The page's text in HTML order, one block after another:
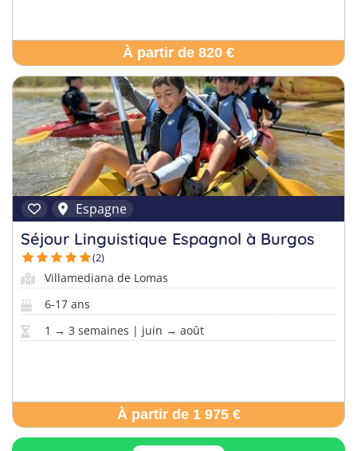
À partir de 820 €
Espagne
Séjour Linguistique Espagnol à Burgos
(2)
Villamediana de Lomas
6-17 ans
1 → 3 semaines | juin → août
À partir de 1 975 €